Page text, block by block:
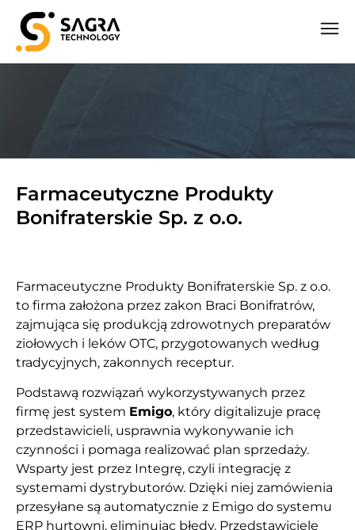
Farmaceutyczne Produkty
Bonifraterskie Sp. z o.o.
Farmaceutyczne Produkty Bonifraterskie Sp. z o.o.
to firma założona przez zakon Braci Bonifratrów,
zajmująca się produkcją zdrowotnych preparatów
ziołowych i leków OTC, przygotowanych według
tradycyjnych, zakonnych receptur.
Podstawą rozwiązań wykorzystywanych przez
firmę jest system Emigo, który digitalizuje pracę
przedstawicieli, usprawnia wykonywanie ich
czynności i pomaga realizować plan sprzedaży.
Wsparty jest przez Integrę, czyli integrację z
systemami dystrybutorów. Dzięki niej zamówienia
przesyłane są automatycznie z Emigo do systemu
ERP hurtowni, eliminując błędy. Przedstawiciele